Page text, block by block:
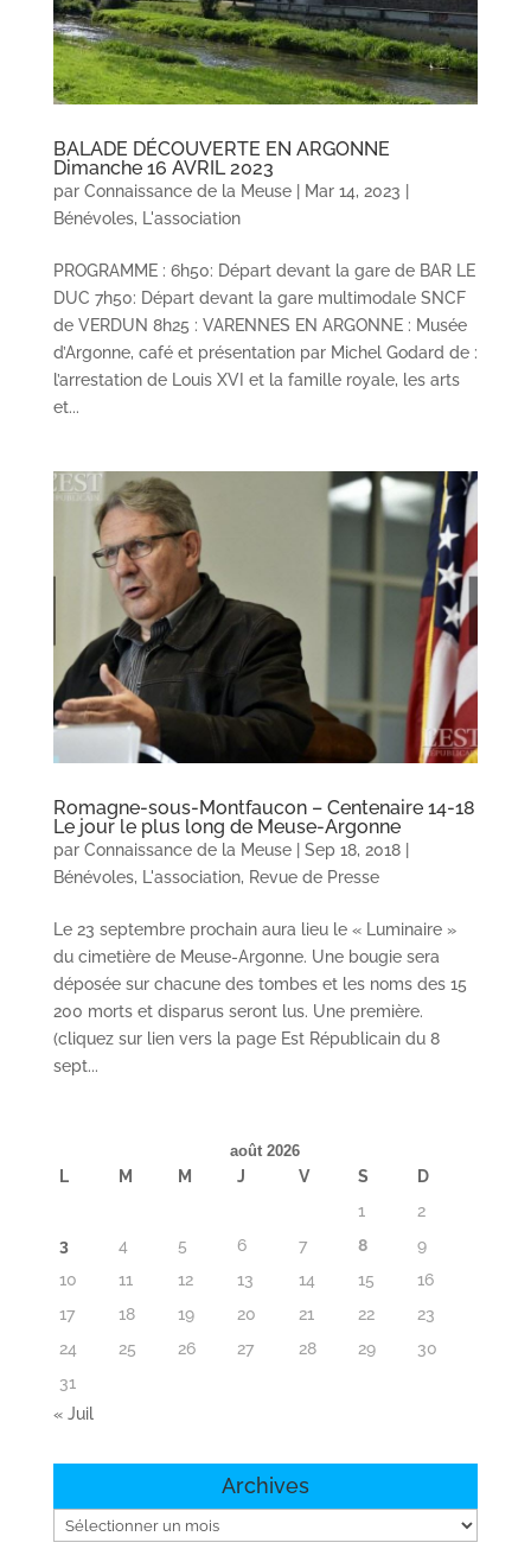
BALADE DÉCOUVERTE EN ARGONNE
Dimanche 16 AVRIL 2023
par Connaissance de la Meuse| Mar 14, 2023
Bénévoles, L'association
PROGRAMME : 6h50: Départ devant la gare de BAR LE
DUC 7h50: Départ devant la gare multimodale SNCF
de VERDUN 8h25 : VARENNES EN ARGONNE : Musée
d’Argonne, café et présentation par Michel Godard de :
l’arrestation de Louis XVI et la famille royale, les arts
et...
Romagne-sous-Montfaucon – Centenaire 14-18
Le jour le plus long de Meuse-Argonne
par Connaissance de la Meuse| Sep 18, 2018|
Bénévoles, L'association, Revue de Presse
Le 23 septembre prochain aura lieu le « Luminaire »
du cimetière de Meuse-Argonne. Une bougie sera
déposée sur chacune des tombes et les noms des 15
200 morts et disparus seront lus. Une première.
(cliquez sur lien vers la page Est Républicain du 8
sept...
août 2026
L M M J V S
D
1
2
3
4 5 6 7 8
9
10
11 12 13 14 15
16
17
18 19 20 21 22
23
24
25 26 27 28 29
30
31
« Juil
Archives
Archives